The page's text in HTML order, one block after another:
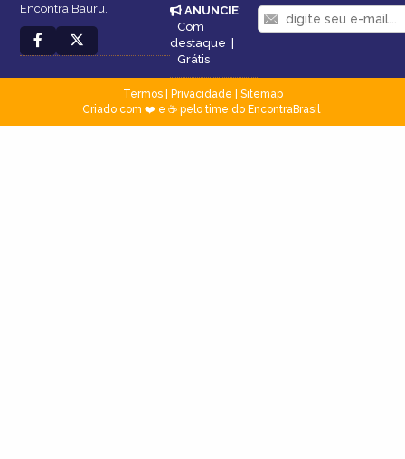
Encontra Bauru.
ANUNCIE:
Com
destaque |
Grátis
Termos| Privacidade
Sitemap
Criado com ❤️ e ☕ pelo time do EncontraBrasil